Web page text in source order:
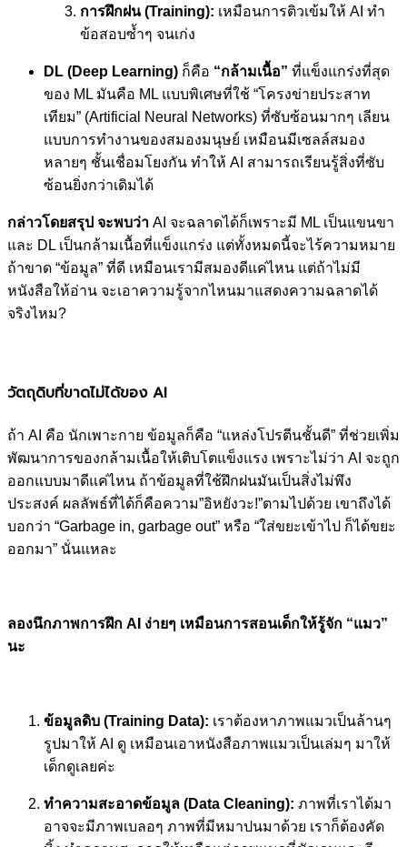
การฝึกฝน (Training): เหมือนการติวเข้มให้ AI ทำ
ข้อสอบซ้ำๆ จนเก่ง
DL (Deep Learning) ก็คือ “กล้ามเนื้อ” ที่แข็งแกร่งที่สุด
ของ ML มันคือ ML แบบพิเศษที่ใช้ “โครงข่ายประสาท
เทียม” (Artificial Neural Networks) ที่ซับซ้อนมากๆ เลียน
แบบการทำงานของสมองมนุษย์ เหมือนมีเซลล์สมอง
หลายๆ ชั้นเชื่อมโยงกัน ทำให้ AI สามารถเรียนรู้สิ่งที่ซับ
ซ้อนยิ่งกว่าเดิมได้
กล่าวโดยสรุป จะพบว่า AI จะฉลาดได้ก็เพราะมี ML เป็นแขนขา
และ DL เป็นกล้ามเนื้อที่แข็งแกร่ง แต่ทั้งหมดนี้จะไร้ความหมาย
ถ้าขาด “ข้อมูล” ที่ดี เหมือนเรามีสมองดีแค่ไหน แต่ถ้าไม่มี
หนังสือให้อ่าน จะเอาความรู้จากไหนมาแสดงความฉลาดได้
จริงไหม?
วัตถุดิบที่ขาดไม่ได้ของ AI
ถ้า AI คือ นักเพาะกาย ข้อมูลก็คือ “แหล่งโปรตีนชั้นดี” ที่ช่วยเพิ่ม
พัฒนาการของกล้ามเนื้อให้เติบโตแข็งแรง เพราะไม่ว่า AI จะถูก
ออกแบบมาดีแค่ไหน ถ้าข้อมูลที่ใช้ฝึกฝนมันเป็นสิ่งไม่พึง
ประสงค์ ผลลัพธ์ที่ได้ก็คือความ”อิหยังวะ!”ตามไปด้วย เขาถึงได้
บอกว่า “Garbage in, garbage out” หรือ “ใส่ขยะเข้าไป ก็ได้ขยะ
ออกมา” นั่นแหละ
ลองนึกภาพการฝึก AI ง่ายๆ เหมือนการสอนเด็กให้รู้จัก “แมว”
นะ
ข้อมูลดิบ (Training Data): เราต้องหาภาพแมวเป็นล้านๆ
รูปมาให้ AI ดู เหมือนเอาหนังสือภาพแมวเป็นเล่มๆ มาให้
เด็กดูเลยค่ะ
ทำความสะอาดข้อมูล (Data Cleaning): ภาพที่เราได้มา
อาจจะมีภาพเบลอๆ ภาพที่มีหมาปนมาด้วย เราก็ต้องคัด